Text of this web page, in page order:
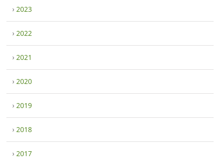
›2023
›2022
›2021
›2020
›2019
›2018
›2017